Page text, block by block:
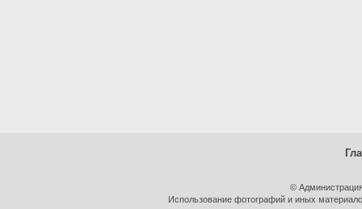
©
Использование фотографий и иных